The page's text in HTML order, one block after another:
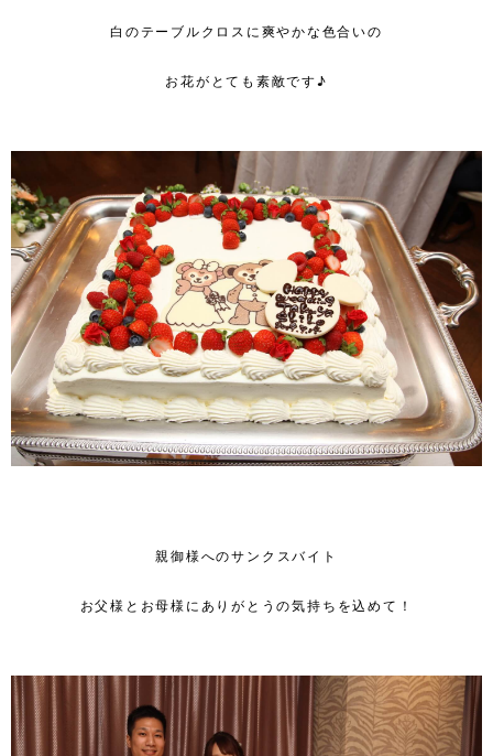
白のテーブルクロスに爽やかな色合いの
お花がとても素敵です♪
親御様へのサンクスバイト
お父様とお母様にありがとうの気持ちを込めて！